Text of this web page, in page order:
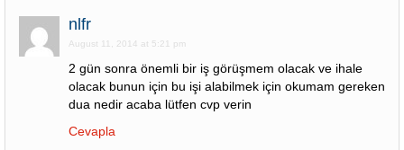
nlfr
August 11, 2014 at 5:21 pm
2 gün sonra önemli bir iş görüşmem olacak ve ihale
olacak bunun için bu işi alabilmek için okumam gereken
dua nedir acaba lütfen cvp verin
Cevapla